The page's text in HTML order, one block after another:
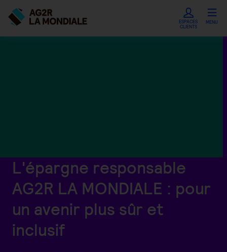
ESPACES
CLIENTS
MENU
L'épargne responsable
AG2R LA MONDIALE : pour
un avenir plus sûr et
inclusif